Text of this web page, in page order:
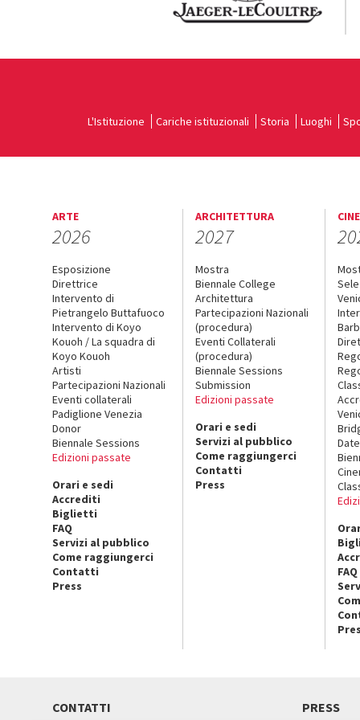
L'Istituzione Cariche istituzionali Storia Luoghi
ARTE
2026
Esposizione
Direttrice
Intervento di
Pietrangelo Buttafuoco
Intervento di Koyo
Kouoh / La squadra di
Koyo Kouoh
Artisti
Partecipazioni Nazionali
Eventi collaterali
Padiglione Venezia
Donor
Biennale Sessions
Edizioni passate
Orari e sedi
Accrediti
Biglietti
FAQ
Servizi al pubblico
Come raggiungerci
Contatti
Press
ARCHITETTURA
2027
Mostra
Biennale College
Architettura
Partecipazioni Nazionali
(procedura)
Eventi Collaterali
(procedura)
Biennale Sessions
Submission
Edizioni passate
Orari e sedi
Servizi al pubblico
Come raggiungerci
Contatti
Press
FAQ
CONTATTI PRESS